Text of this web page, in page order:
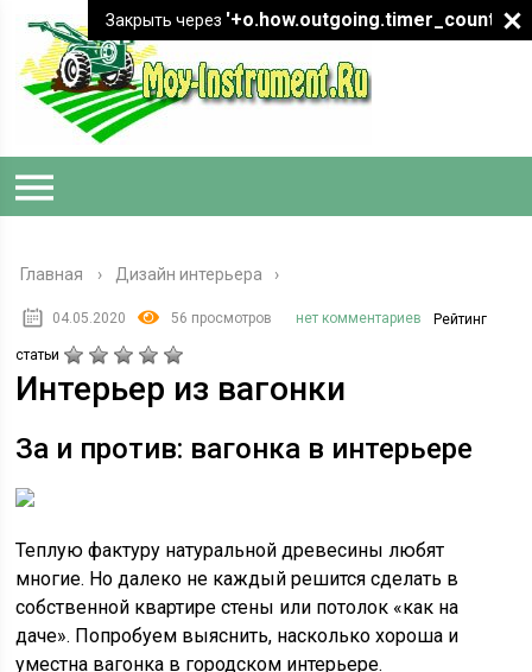
Главная › Дизайн интерьера
04.05.2020 56 просмотров нет комментариев Рейтинг
статьи
Интерьер из вагонки
За и против: вагонка в интерьере
Теплую фактуру натуральной древесины любят
многие. Но далеко не каждый решится сделать в
собственной квартире стены или потолок «как на
даче». Попробуем выяснить, насколько хороша и
уместна вагонка в городском интерьере.
Закрыть через '+o.how.outgoing.timer_count+"